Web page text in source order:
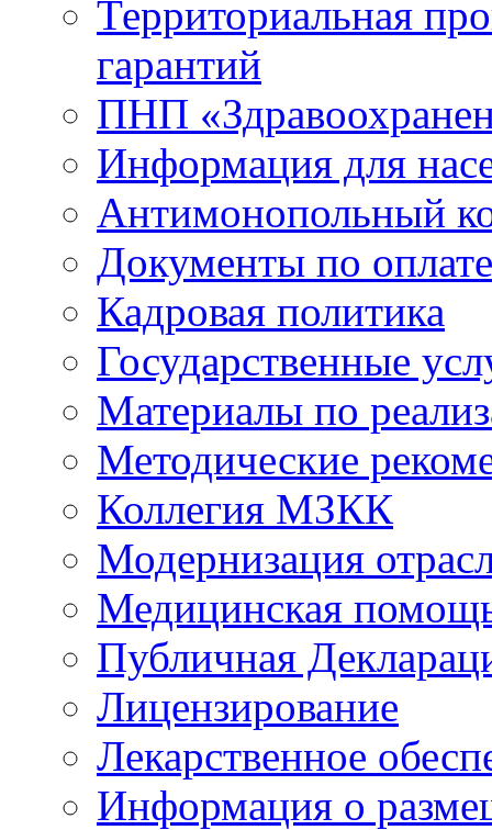
Территориальная
гарантий
ПНП
Информация для
Антимонопольный
Документы по
Кадровая политика
Государственные
Материалы по
Методические
Коллегия МЗКК
Модернизация
Медицинская
Публичная
Лицензирование
Лекарственное
Информация о